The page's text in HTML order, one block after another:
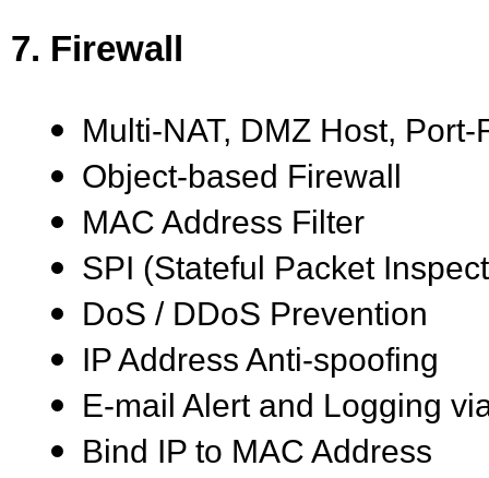
7. Firewall
Multi-NAT, DMZ Host,
Object-based Firewall
MAC Address Filter
SPI (Stateful Packet
DoS / DDoS Prevention
IP Address Anti-spoofing
E-mail Alert and Logging
Bind IP to MAC Address